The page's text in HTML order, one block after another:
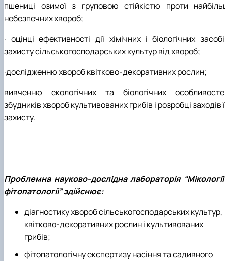
пше­ниці озимої з груповою стійкістю проти
небезпечних хвороб;
· оцінці ефек­тивності дії хімічних і біологічних
захисту сільськогосподарських куль­тур від хвороб;
·дослідженню хвороб квітково-декоративних рослин;
вивченню екологічних та біологічних
збудників хвороб культивованих грибів і розробці заходів
захисту.
Проблемна науково-дослідна лабора­торія “Мікології
фітопатології” здійснює:
діагностику хвороб сільськогоспо­дарських культур,
квітково-декоративних рослин і культивованих
грибів;
фітопатологічну експертизу насіння та садивного